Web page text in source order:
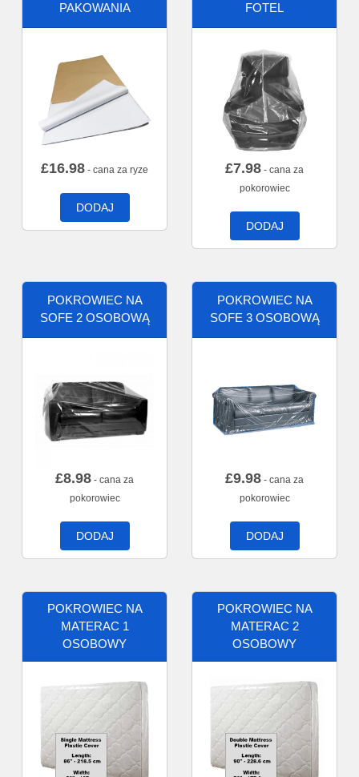
PAKOWANIA
£16.98 - cana za ryze
DODAJ
FOTEL
£7.98 - cana za
pokorowiec
DODAJ
POKROWIEC NA
SOFE 2 OSOBOWĄ
£8.98 - cana za
pokorowiec
DODAJ
POKROWIEC NA
SOFE 3 OSOBOWĄ
£9.98 - cana za
pokorowiec
DODAJ
POKROWIEC NA
MATERAC 1
OSOBOWY
POKROWIEC NA
MATERAC 2
OSOBOWY